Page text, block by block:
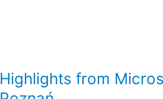
Highlights from
Highlights
from